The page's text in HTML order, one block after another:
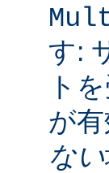
す:
ト
が
ない